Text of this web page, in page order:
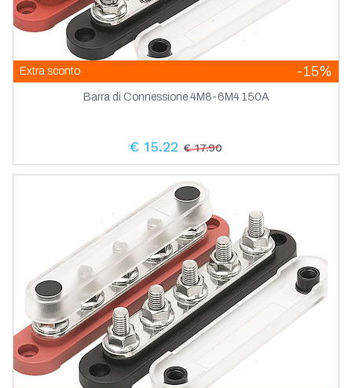
Extra sconto -15%
Barra di Connessione 4M8-6M4 150A
€ 15.22 € 17.90